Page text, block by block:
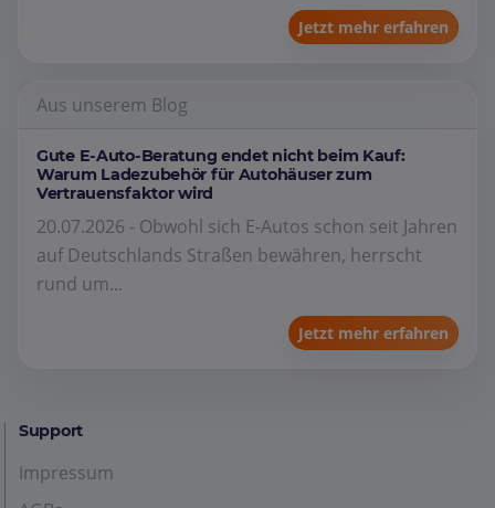
Jetzt mehr erfahren
Aus unserem Blog
Gute E-Auto-Beratung endet nicht beim Kauf:
Warum Ladezubehör für Autohäuser zum
Vertrauensfaktor wird
20.07.2026 - Obwohl sich E-Autos schon seit Jahren
auf Deutschlands Straßen bewähren, herrscht
rund um...
Jetzt mehr erfahren
Support
Impressum